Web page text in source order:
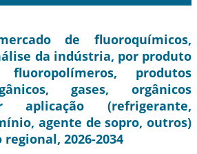
de fluoroquímicos,
da indústria, por produto
fluoropolímeros, produtos
gases, orgânicos
aplicação (refrigerante,
agente de sopro, outros)
2026-2034